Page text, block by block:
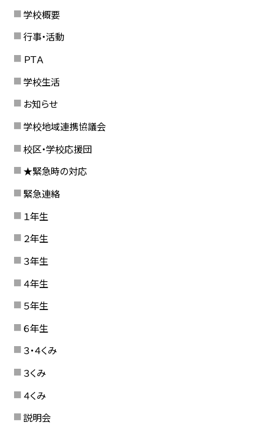
学校概要
行事・活動
ＰＴＡ
学校生活
お知らせ
学校地域連携協議会
校区・学校応援団
★緊急時の対応
緊急連絡
１年生
２年生
３年生
４年生
５年生
６年生
３・４くみ
３くみ
４くみ
説明会